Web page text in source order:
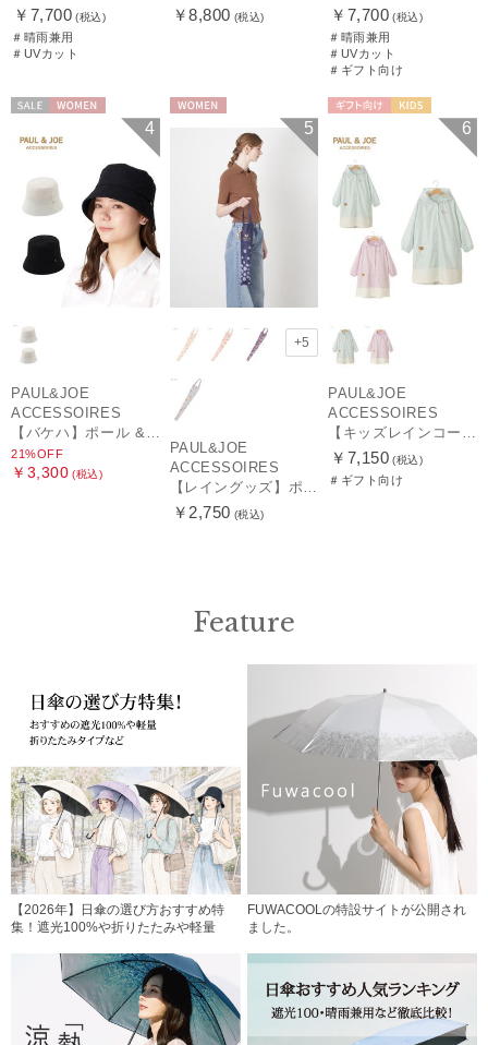
￥7,700 (税込)
＃晴雨兼用
＃UVカット
￥8,800 (税込) ￥7,700 (税込)
＃晴雨兼用
＃UVカット
＃ギフト向け
4
PAUL&JOE
ACCESSOIRES
21%OFF
￥3,300 (税込)
5
+5
PAUL&JOE
ACCESSOIRES
￥2,750 (税込)
6
PAUL&JOE
ACCESSOIRES
￥7,150 (税込)
＃ギフト向け
Feature
【2026年】日傘の選び方おすすめ特
集！遮光100%や折りたたみや軽量
FUWACOOLの特設サイトが公開され
ました。